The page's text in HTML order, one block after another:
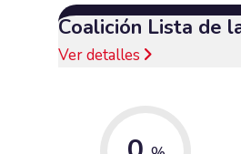
Coalición Lista de
Ver detalles